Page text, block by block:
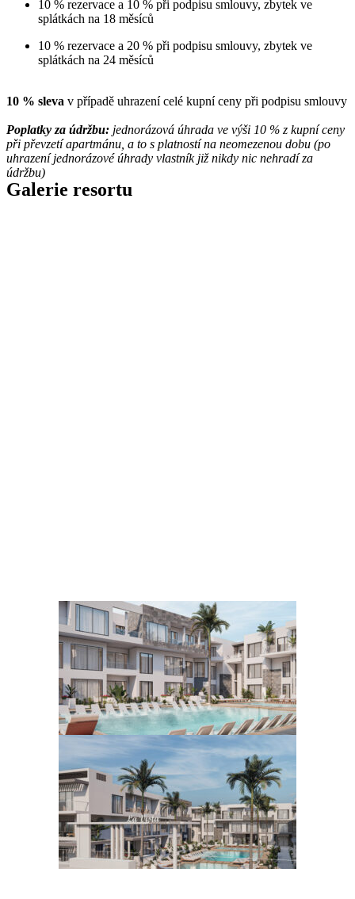
10 % rezervace a 10 % při podpisu smlouvy, zbytek ve
splátkách na 18 měsíců
10 % rezervace a 20 % při podpisu smlouvy, zbytek ve
splátkách na 24 měsíců
10 % sleva v případě uhrazení celé kupní ceny při podpisu smlouvy
Poplatky za údržbu: jednorázová úhrada ve výši 10 % z kupní ceny
při převzetí apartmánu, a to s platností na neomezenou dobu (po
uhrazení jednorázové úhrady vlastník již nikdy nic nehradí za
údržbu)
Galerie resortu